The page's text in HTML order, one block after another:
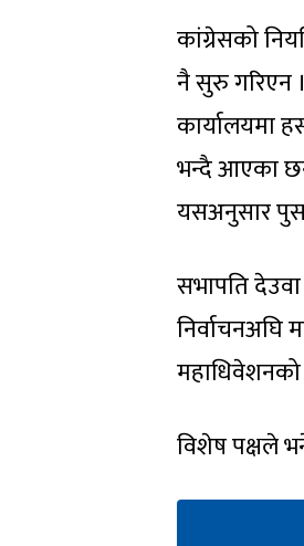
कांग्रेसको
नै सुरु गरिएन
कार्यालयमा
भन्दै आएका छन्
यसअनुसार
सभापति
निर्वाचनअघि
विशेष पक्षले